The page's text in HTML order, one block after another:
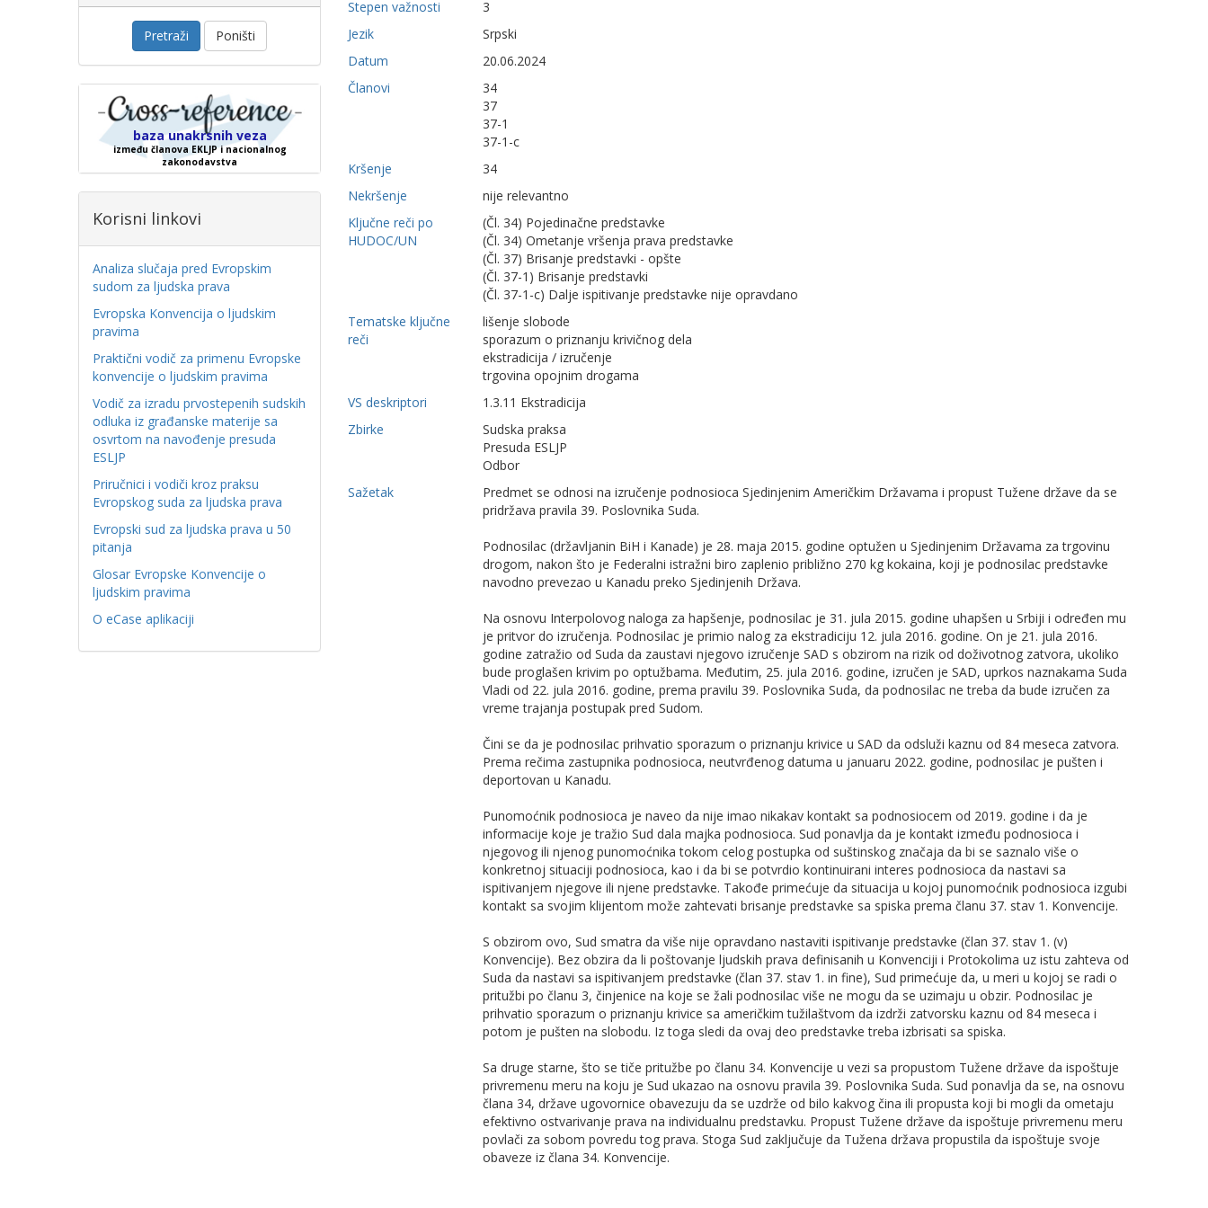
Pretraži Poništi
baza unakrsnih veza
između članova EKLJP i nacionalnog
zakonodavstva
Korisni linkovi
Analiza slučaja pred Evropskim
sudom za ljudska prava
Evropska Konvencija o ljudskim
pravima
Praktični vodič za primenu Evropske
konvencije o ljudskim pravima
Vodič za izradu prvostepenih sudskih
odluka iz građanske materije sa
osvrtom na navođenje presuda
ESLJP
Priručnici i vodiči kroz praksu
Evropskog suda za ljudska prava
Evropski sud za ljudska prava u 50
pitanja
Glosar Evropske Konvencije o
ljudskim pravima
O eCase aplikaciji
Stepen važnosti
3
Jezik
Srpski
Datum
20.06.2024
Članovi
34
37
37-1
37-1-c
Kršenje
34
Nekršenje
nije relevantno
Ključne reči po
HUDOC/UN
(Čl. 34) Pojedinačne predstavke
(Čl. 34) Ometanje vršenja prava predstavke
(Čl. 37) Brisanje predstavki - opšte
(Čl. 37-1) Brisanje predstavki
(Čl. 37-1-c) Dalje ispitivanje predstavke nije opravdano
Tematske ključne
reči
lišenje slobode
sporazum o priznanju krivičnog dela
ekstradicija / izručenje
trgovina opojnim drogama
VS deskriptori
1.3.11 Ekstradicija
Zbirke
Sudska praksa
Presuda ESLJP
Odbor
Sažetak
Predmet se odnosi na izručenje podnosioca Sjedinjenim Američkim Državama i propust Tužene države da se
pridržava pravila 39. Poslovnika Suda.
Podnosilac (državlјanin BiH i Kanade) je 28. maja 2015. godine optužen u Sjedinjenim Državama za trgovinu
drogom, nakon što je Federalni istražni biro zaplenio približno 270 kg kokaina, koji je podnosilac predstavke
navodno prevezao u Kanadu preko Sjedinjenih Država.
Na osnovu Interpolovog naloga za hapšenje, podnosilac je 31. jula 2015. godine uhapšen u Srbiji i određen mu
je pritvor do izručenja. Podnosilac je primio nalog za ekstradiciju 12. jula 2016. godine. On je 21. jula 2016.
godine zatražio od Suda da zaustavi njegovo izručenje SAD s obzirom na rizik od doživotnog zatvora, ukoliko
bude proglašen krivim po optužbama. Međutim, 25. jula 2016. godine, izručen je SAD, uprkos naznakama Suda
Vladi od 22. jula 2016. godine, prema pravilu 39. Poslovnika Suda, da podnosilac ne treba da bude izručen za
vreme trajanja postupak pred Sudom.
Čini se da je podnosilac prihvatio sporazum o priznanju krivice u SAD da odsluži kaznu od 84 meseca zatvora.
Prema rečima zastupnika podnosioca, neutvrđenog datuma u januaru 2022. godine, podnosilac je pušten i
deportovan u Kanadu.
Punomoćnik podnosioca je naveo da nije imao nikakav kontakt sa podnosiocem od 2019. godine i da je
informacije koje je tražio Sud dala majka podnosioca. Sud ponavlјa da je kontakt između podnosioca i
njegovog ili njenog punomoćnika tokom celog postupka od suštinskog značaja da bi se saznalo više o
konkretnoj situaciji podnosioca, kao i da bi se potvrdio kontinuirani interes podnosioca da nastavi sa
ispitivanjem njegove ili njene predstavke. Takođe primećuje da situacija u kojoj punomoćnik podnosioca izgubi
kontakt sa svojim klijentom može zahtevati brisanje predstavke sa spiska prema članu 37. stav 1. Konvencije.
S obzirom ovo, Sud smatra da više nije opravdano nastaviti ispitivanje predstavke (član 37. stav 1. (v)
Konvencije). Bez obzira da li poštovanje lјudskih prava definisanih u Konvenciji i Protokolima uz istu zahteva od
Suda da nastavi sa ispitivanjem predstavke (član 37. stav 1. in fine), Sud primećuje da, u meri u kojoj se radi o
pritužbi po članu 3, činjenice na koje se žali podnosilac više ne mogu da se uzimaju u obzir. Podnosilac je
prihvatio sporazum o priznanju krivice sa američkim tužilaštvom da izdrži zatvorsku kaznu od 84 meseca i
potom je pušten na slobodu. Iz toga sledi da ovaj deo predstavke treba izbrisati sa spiska.
Sa druge starne, što se tiče pritužbe po članu 34. Konvencije u vezi sa propustom Tužene države da ispoštuje
privremenu meru na koju je Sud ukazao na osnovu pravila 39. Poslovnika Suda. Sud ponavlјa da se, na osnovu
člana 34, države ugovornice obavezuju da se uzdrže od bilo kakvog čina ili propusta koji bi mogli da ometaju
efektivno ostvarivanje prava na individualnu predstavku. Propust Tužene države da ispoštuje privremenu meru
povlači za sobom povredu tog prava. Stoga Sud zaklјučuje da Tužena država propustila da ispoštuje svoje
obaveze iz člana 34. Konvencije.